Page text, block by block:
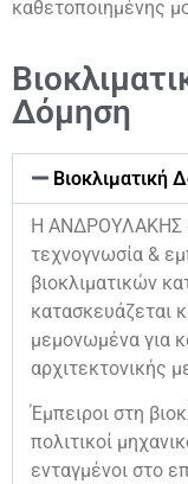
καθετοποιημένης
Δόμηση
Βιοκλιματική
Η ΑΝΔΡΟΥΛΑΚΗΣ
τεχνογνωσία &
βιοκλιματικών
κατασκευάζεται
μεμονωμένα για
αρχιτεκτονικής
Έμπειροι στη
πολιτικοί
ενταγμένοι στο